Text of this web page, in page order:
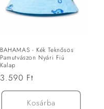
BAHAMAS - Kék Teknősös
Pamutvászon Nyári Fiú
Kalap
Normál
ár
3.590 Ft
Kosárba